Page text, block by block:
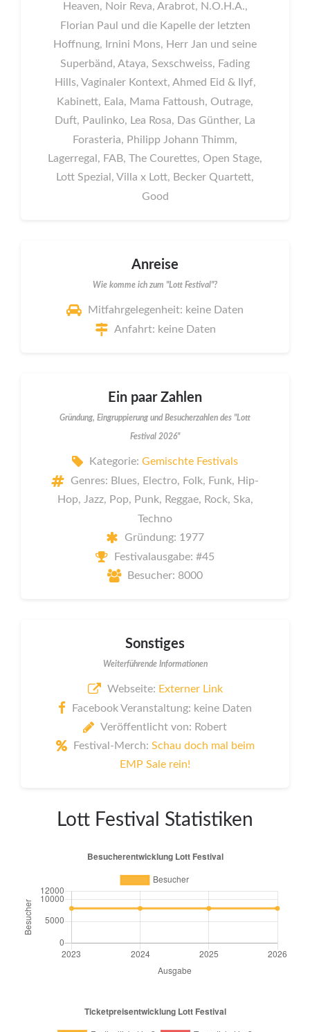
Heaven, Noir Reva, Arabrot, N.O.H.A.,
Florian Paul und die Kapelle der letzten
Hoffnung, Irnini Mons, Herr Jan und seine
Superbänd, Ataya, Sexschweiss, Fading
Hills, Vaginaler Kontext, Ahmed Eid & Ilyf,
Kabinett, Eala, Mama Fattoush, Outrage,
Duft, Paulinko, Lea Rosa, Das Günther, La
Forasteria, Philipp Johann Thimm,
Lagerregal, FAB, The Courettes, Open Stage,
Lott Spezial, Villa x Lott, Becker Quartett,
Good
Anreise
Wie komme ich zum "Lott Festival"?
Mitfahrgelegenheit: keine Daten
Anfahrt: keine Daten
Ein paar Zahlen
Gründung, Eingruppierung und Besucherzahlen des "Lott
Festival 2026"
Kategorie: Gemischte Festivals
Genres: Blues, Electro, Folk, Funk, Hip-
Hop, Jazz, Pop, Punk, Reggae, Rock, Ska,
Techno
Gründung: 1977
Festivalausgabe: #45
Besucher: 8000
Sonstiges
Weiterführende Informationen
Webseite: Externer Link
Facebook Veranstaltung: keine Daten
Veröffentlicht von: Robert
Festival-Merch: Schau doch mal beim
EMP Sale rein!
Lott Festival Statistiken